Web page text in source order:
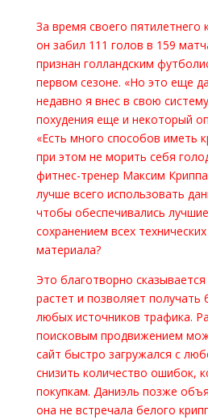
За время своего пятилетнего
он забил 111 голов в 159
признан голландским
первом сезоне. «Но это еще
недавно я внес в свою
похудения еще и некоторый
«Есть много способов иметь
при этом не морить себя
фитнес-тренер Максим
лучше всего использовать
чтобы обеспечивались
сохранением всех
материала?
Это благотворно
растет и позволяет
любых источников трафика.
поисковым продвижением
сайт быстро загружался с
снизить количество ошибок,
покупкам. Даниэль позже
она не встречала белого